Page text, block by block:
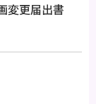
変更届出書